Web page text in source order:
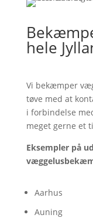
hele
Vi bekæmper
tøve med at
i forbindelse
meget gerne et
Eksempler på
Aarhus
Auning